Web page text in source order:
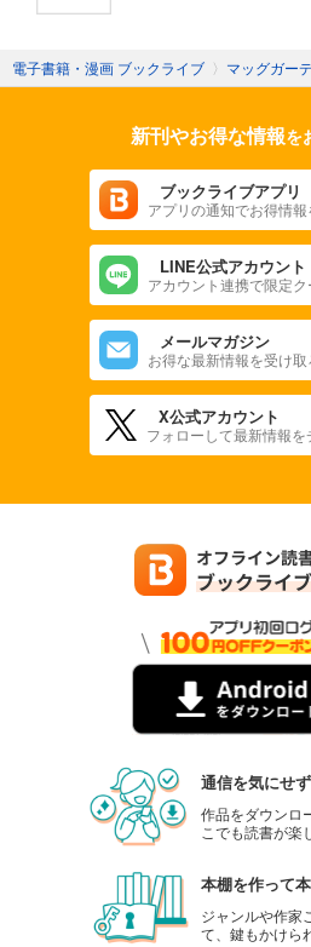
電子書籍・漫画 ブックライブ 〉 マッグガー
新刊やお得な情報を
ブックライブアプリ
アプリの通知でお得情報
LINE公式アカウント
アカウント連携で限定ク
メールマガジン
お得な最新情報を受け取
X公式アカウント
フォローして最新情報を
通信を気にせ
作品をダウンロ
こでも読書が楽
本棚を作って
ジャンルや作家
て、鍵もかけら